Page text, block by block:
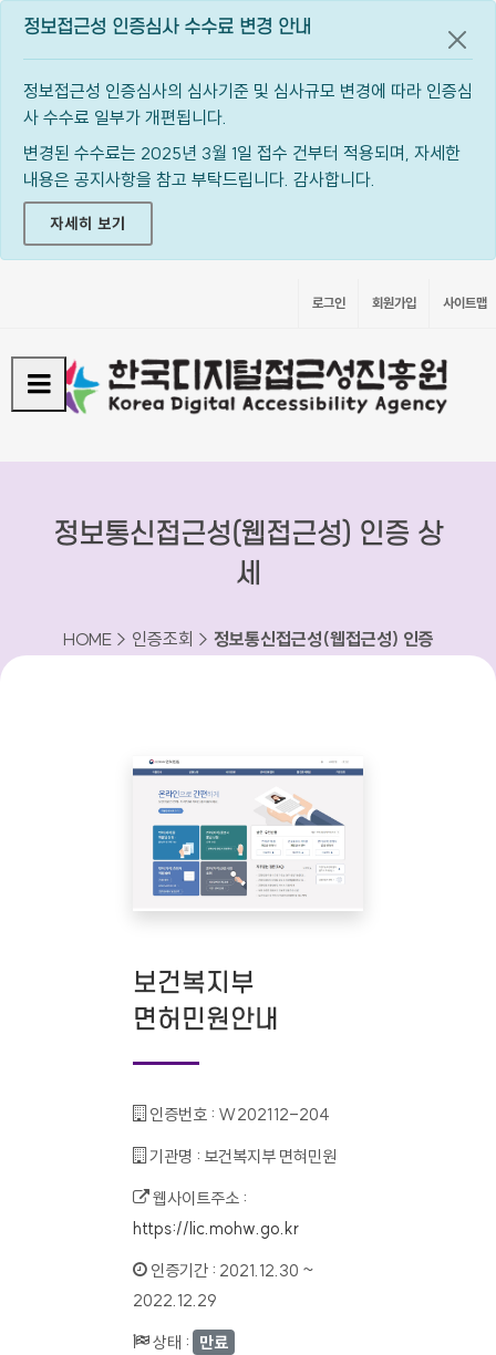
정보접근성 인증심사 수수료 변경 안내
정보접근성 인증심사의 심사기준 및 심사규모 변경에 따라 인증심
사 수수료 일부가 개편됩니다.
변경된 수수료는 2025년 3월 1일 접수 건부터 적용되며, 자세한
내용은 공지사항을 참고 부탁드립니다. 감사합니다.
자세히 보기
공지
로그인 회원가입 사이트맵
정보통신접근성(웹접근성) 인증 상
세
HOME > 인증조회 > 정보통신접근성(웹접근성) 인증
보건복지부
면허민원안내
인증번호 : W202112-204
기관명 : 보건복지부 면혀민원
웹사이트주소 :
https://lic.mohw.go.kr
인증기간 : 2021.12.30 ~
2022.12.29
상태 : 만료